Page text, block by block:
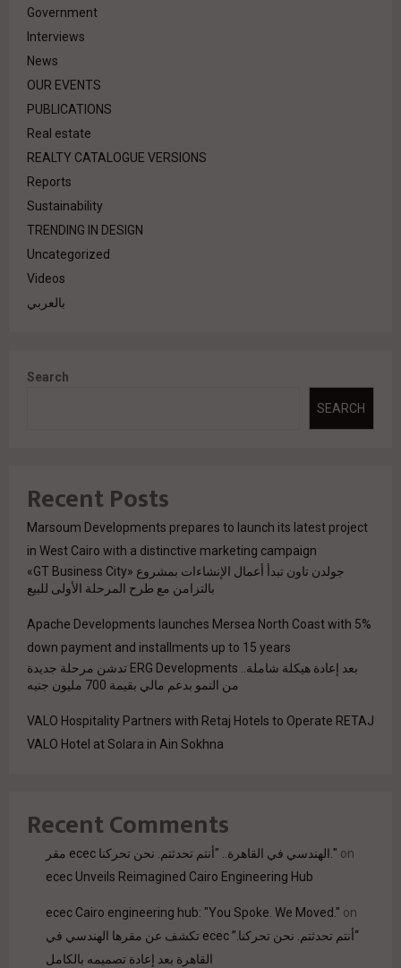
Government
Interviews
News
OUR EVENTS
PUBLICATIONS
Real estate
REALTY CATALOGUE VERSIONS
Reports
Sustainability
TRENDING IN DESIGN
Uncategorized
Videos
بالعربي
Search
SEARCH
Recent Posts
Marsoum Developments prepares to launch its latest project
in West Cairo with a distinctive marketing campaign
جولدن تاون تبدأ أعمال الإنشاءات بمشروع «GT Business City»
بالتزامن مع طرح المرحلة الأولى للبيع
Apache Developments launches Mersea North Coast with 5%
down payment and installments up to 15 years
بعد إعادة هيكلة شاملة.. ERG Developments تدشن مرحلة جديدة
من النمو بدعم مالي بقيمة 700 مليون جنيه
VALO Hospitality Partners with Retaj Hotels to Operate RETAJ
VALO Hotel at Solara in Ain Sokhna
Recent Comments
مقر ecec الهندسي في القاهرة.. "أنتم تحدثتم. نحن تحركنا." on
ecec Unveils Reimagined Cairo Engineering Hub
ecec Cairo engineering hub: "You Spoke. We Moved." on
“أنتم تحدثتم. نحن تحركنا.” ecec تكشف عن مقرها الهندسي في
القاهرة بعد إعادة تصميمه بالكامل